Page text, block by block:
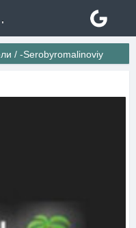
1.6
/ -Serobyromalinoviy